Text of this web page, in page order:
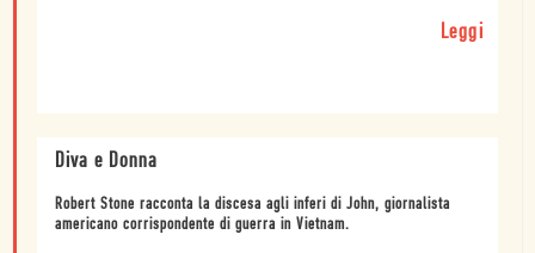
Leggi
Diva e Donna
Robert Stone racconta la discesa agli inferi di John, giornalista
americano corrispondente di guerra in Vietnam.